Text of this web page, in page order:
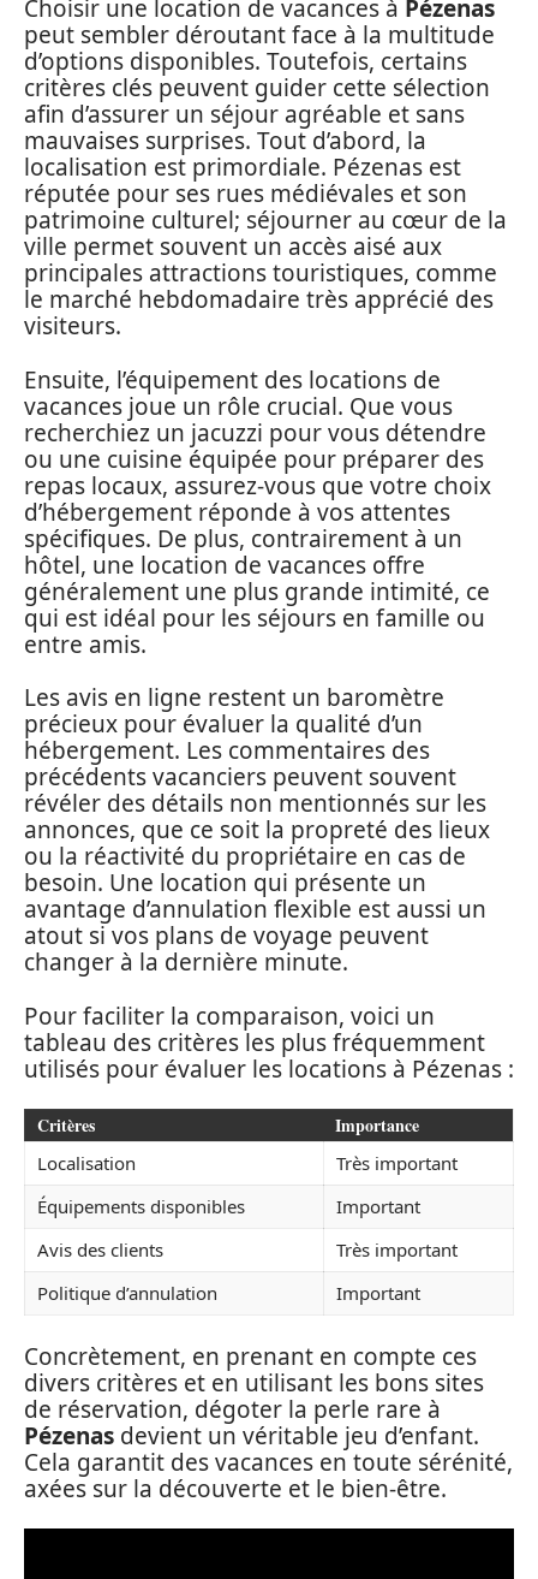
Choisir une location de vacances à Pézenas
peut sembler déroutant face à la multitude
d’options disponibles. Toutefois, certains
critères clés peuvent guider cette sélection
afin d’assurer un séjour agréable et sans
mauvaises surprises. Tout d’abord, la
localisation est primordiale. Pézenas est
réputée pour ses rues médiévales et son
patrimoine culturel; séjourner au cœur de la
ville permet souvent un accès aisé aux
principales attractions touristiques, comme
le marché hebdomadaire très apprécié des
visiteurs.
Ensuite, l’équipement des locations de
vacances joue un rôle crucial. Que vous
recherchiez un jacuzzi pour vous détendre
ou une cuisine équipée pour préparer des
repas locaux, assurez-vous que votre choix
d’hébergement réponde à vos attentes
spécifiques. De plus, contrairement à un
hôtel, une location de vacances offre
généralement une plus grande intimité, ce
qui est idéal pour les séjours en famille ou
entre amis.
Les avis en ligne restent un baromètre
précieux pour évaluer la qualité d’un
hébergement. Les commentaires des
précédents vacanciers peuvent souvent
révéler des détails non mentionnés sur les
annonces, que ce soit la propreté des lieux
ou la réactivité du propriétaire en cas de
besoin. Une location qui présente un
avantage d’annulation flexible est aussi un
atout si vos plans de voyage peuvent
changer à la dernière minute.
Pour faciliter la comparaison, voici un
tableau des critères les plus fréquemment
utilisés pour évaluer les locations à Pézenas :
Critères Importance
Localisation
Très important
Équipements disponibles
Important
Avis des clients
Très important
Politique d’annulation
Important
Concrètement, en prenant en compte ces
divers critères et en utilisant les bons sites
de réservation, dégoter la perle rare à
Pézenas devient un véritable jeu d’enfant.
Cela garantit des vacances en toute sérénité,
axées sur la découverte et le bien-être.